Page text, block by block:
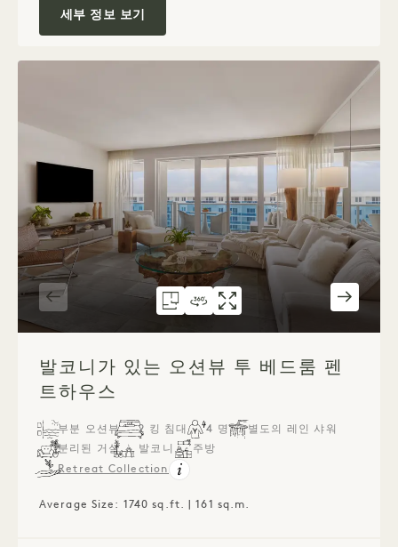
세부 정보 보기
평면도 1289 발코니가 있는 오션뷰 2베
360도 가상 투어 1289 발코니가
갤러리 1289 발코니가 딸린
발코니가 있는 오션뷰 투 베드룸 펜
트하우스
부분 오션뷰 2 킹 침대 4 명
별도의 레인 샤워
분리된 거실
발코니
주방
Retreat Collection
Average Size: 1740 sq.ft. | 161 sq.m.